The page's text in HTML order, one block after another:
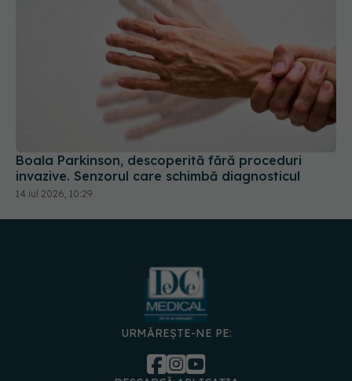
Boala Parkinson, descoperită fără proceduri
invazive. Senzorul care schimbă diagnosticul
14 iul 2026, 10:29
URMĂREȘTE-NE PE: